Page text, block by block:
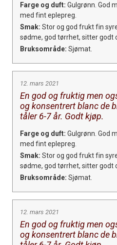
Farge og duft: Gulgrønn. God
med fint eplepreg.
Smak: Stor og god frukt fin
sødme, god tørrhet, sitter godt
Bruksområde: Sjømat.
12. mars 2021
En god og fruktig men
og konsentrert blanc de
tåler 6-7 år. Godt kjøp.
Farge og duft: Gulgrønn. God
med fint eplepreg.
Smak: Stor og god frukt fin
sødme, god tørrhet, sitter godt
Bruksområde: Sjømat.
12. mars 2021
En god og fruktig men
og konsentrert blanc de